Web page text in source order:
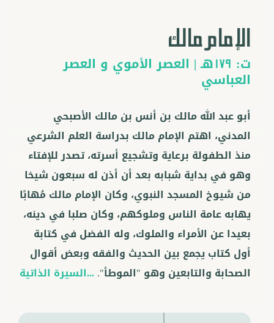
الإمام مالك
ت: 179هـ | العصر الأموي و العصر
العباسي
أبو عبد الله مالك بن أنس بن مالك الأصبحي
المدني، اهتم الإمام مالك بدراسة العلم الشرعي
منذ الطفولة برعاية وتشجيع أسرته، تصدر للإفتاء
وهو في بداية شبابه بعد أن أذن له سبعون شيخا
من شيوخ المسجد النبوي، وكان الإمام مالك مُهابًا
يهابه عامة الناس وملوكهم، وكان صلبا في دينه،
بعيدا عن الأمراء والملوك، وله الفضل في كتابة
أول كتاب يجمع بين الحديث والفقه وبعض أقوال
الصحابة والتابعين وهو "الموطأ"....السيرة الذاتية